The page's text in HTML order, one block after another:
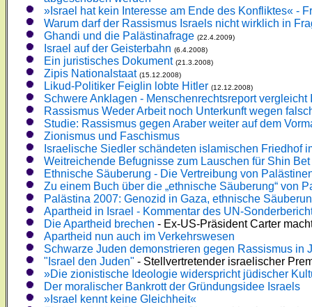
»Israel hat kein Interesse am Ende des Konfliktes« -
Warum darf der Rassismus Israels nicht wirklich in
Ghandi und die Palästinafrage (22.4.2009)
Israel auf der Geisterbahn (6.4.2008)
Ein juristisches Dokument (21.3.2008)
Zipis Nationalstaat (15.12.2008)
Likud-Politiker Feiglin lobte Hitler (12.12.2008)
Schwere Anklagen - Menschenrechtsreport
Rassismus Weder Arbeit noch Unterkunft wegen
Studie: Rassismus gegen Araber weiter auf dem
Zionismus und Faschismus
Israelische Siedler schändeten islamischen Friedhof
Weitreichende Befugnisse zum Lauschen für Shin Bet
Ethnische Säuberung - Die Vertreibung von
Zu einem Buch über die „ethnische Säuberung“ von
Palästina 2007: Genozid in Gaza, ethnische
Apartheid in Israel - Kommentar des UN-
Die Apartheid brechen - Ex-US-Präsident Carter
Apartheid nun auch im Verkehrswesen
Schwarze Juden demonstrieren gegen Rassismus in
"Israel den Juden" - Stellvertretender israelischer
»Die zionistische Ideologie widerspricht jüdischer
Der moralischer Bankrott der Gründungsidee Israels
»Israel kennt keine Gleichheit«